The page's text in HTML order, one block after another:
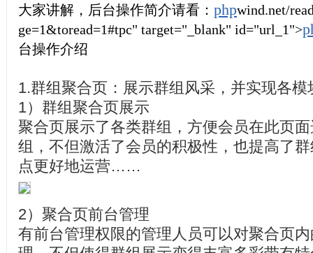
大家讲解，后台操作简介请看： phpwind.net/
ge=1&toread=1#tpc" target="_blank" id="url_1">
台操作介绍
1.群组聚合页：展示群组风采，并实现各模
1）群组聚合页展示
聚合页展示了各类群组，方便会员在此页
组，不但激活了会员的积极性，也提高了
点更好地运营……
2）聚合页前台管理
有前台管理权限的管理人员可以对聚合页